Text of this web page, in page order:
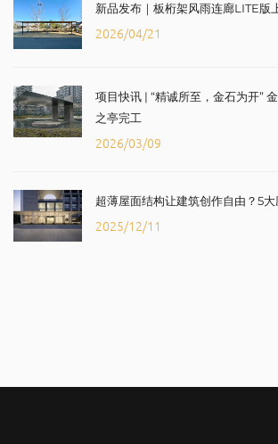
新品发布｜板桁架风雨连廊LITE版
2026/04/21
项目快讯 | “精诚所至，金石为开”
之亭完工
2026/03/09
超薄屋面结构让建筑创作自由？5大
2025/12/11